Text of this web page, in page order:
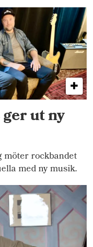
ut ny
möter rockbandet
med ny musik.